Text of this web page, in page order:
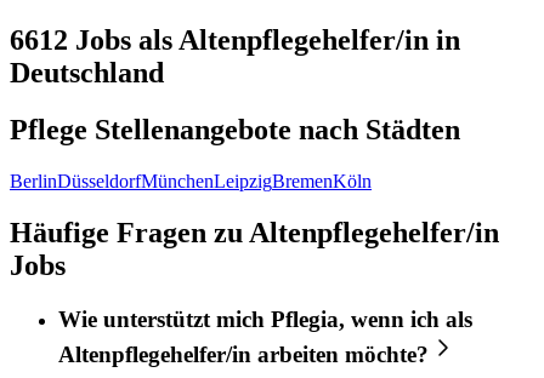
6612 Jobs als Altenpflegehelfer/in in
Deutschland
Pflege Stellenangebote nach Städten
BerlinDüsseldorfMünchenLeipzigBremenKöln
Häufige Fragen zu Altenpflegehelfer/in
Jobs
Wie unterstützt mich Pflegia, wenn ich als
Altenpflegehelfer/in arbeiten möchte?